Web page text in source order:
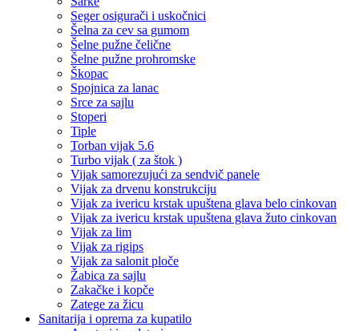
Seger osigurači i uskočnici
Šelna za cev sa gumom
Šelne pužne čelične
Šelne pužne prohromske
Škopac
Spojnica za lanac
Srce za sajlu
Stoperi
Tiple
Torban vijak 5.6
Turbo vijak ( za štok )
Vijak samorezujući za sendvič panele
Vijak za drvenu konstrukciju
Vijak za ivericu krstak upuštena glava belo cinkovan
Vijak za ivericu krstak upuštena glava žuto cinkovan
Vijak za lim
Vijak za rigips
Vijak za salonit ploče
Žabica za sajlu
Zakačke i kopče
Zatege za žicu
Sanitarija i oprema za kupatilo